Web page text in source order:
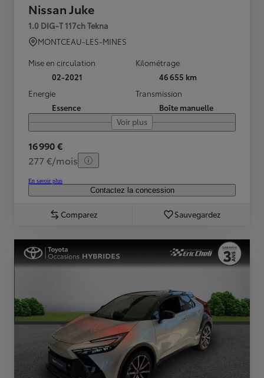
Nissan Juke
1.0 DIG-T 117ch Tekna
MONTCEAU-LES-MINES
Mise en circulation
02-2021
Kilométrage
46 655 km
Energie
Essence
Transmission
Boîte manuelle
Voir plus
16 990 €
277 €/mois
En savoir plus
Contactez la concession
Comparez Sauvegardez